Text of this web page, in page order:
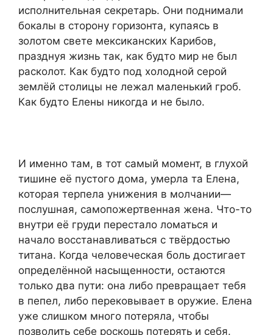
исполнительная секретарь. Они поднимали
бокалы в сторону горизонта, купаясь в
золотом свете мексиканских Карибов,
празднуя жизнь так, как будто мир не был
расколот. Как будто под холодной серой
землёй столицы не лежал маленький гроб.
Как будто Елены никогда и не было.
И именно там, в тот самый момент, в глухой
тишине её пустого дома, умерла та Елена,
которая терпела унижения в молчании—
послушная, самопожертвенная жена. Что-то
внутри её груди перестало ломаться и
начало восстанавливаться с твёрдостью
титана. Когда человеческая боль достигает
определённой насыщенности, остаются
только два пути: она либо превращает тебя
в пепел, либо перековывает в оружие. Елена
уже слишком много потеряла, чтобы
позволить себе роскошь потерять и себя.